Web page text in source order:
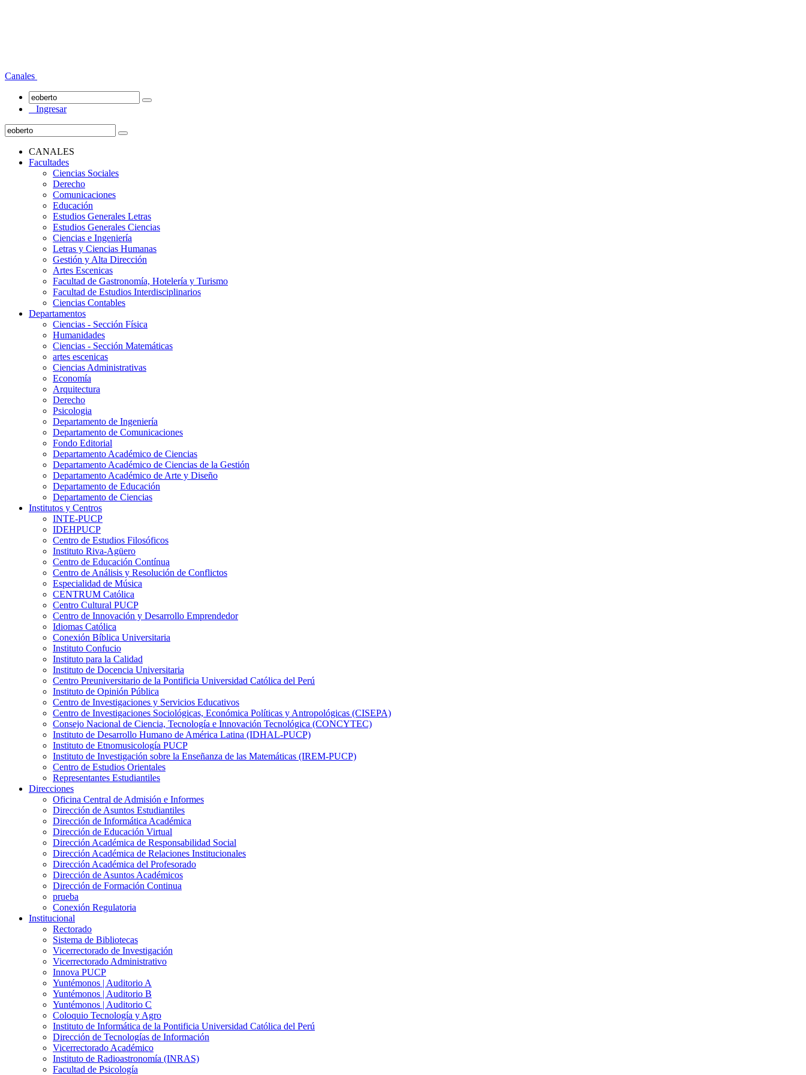
Canales
Ingresar
CANALES
Facultades
Ciencias Sociales
Derecho
Comunicaciones
Educación
Estudios Generales Letras
Estudios Generales Ciencias
Ciencias e Ingeniería
Letras y Ciencias Humanas
Gestión y Alta Dirección
Artes Escenicas
Facultad de Gastronomía, Hotelería y Turismo
Facultad de Estudios Interdisciplinarios
Ciencias Contables
Departamentos
Ciencias - Sección Física
Humanidades
Ciencias - Sección Matemáticas
artes escenicas
Ciencias Administrativas
Economía
Arquitectura
Derecho
Psicologia
Departamento de Ingeniería
Departamento de Comunicaciones
Fondo Editorial
Departamento Académico de Ciencias
Departamento Académico de Ciencias de la Gestión
Departamento Académico de Arte y Diseño
Departamento de Educación
Departamento de Ciencias
Institutos y Centros
INTE-PUCP
IDEHPUCP
Centro de Estudios Filosóficos
Instituto Riva-Agüero
Centro de Educación Contínua
Centro de Análisis y Resolución de Conflictos
Especialidad de Música
CENTRUM Católica
Centro Cultural PUCP
Centro de Innovación y Desarrollo Emprendedor
Idiomas Católica
Conexión Bíblica Universitaria
Instituto Confucio
Instituto para la Calidad
Instituto de Docencia Universitaria
Centro Preuniversitario de la Pontificia Universidad Católica del Perú
Instituto de Opinión Pública
Centro de Investigaciones y Servicios Educativos
Centro de Investigaciones Sociológicas, Económica Políticas y Antropológicas (CISEPA)
Consejo Nacional de Ciencia, Tecnología e Innovación Tecnológica (CONCYTEC)
Instituto de Desarrollo Humano de América Latina (IDHAL-PUCP)
Instituto de Etnomusicología PUCP
Instituto de Investigación sobre la Enseñanza de las Matemáticas (IREM-PUCP)
Centro de Estudios Orientales
Representantes Estudiantiles
Direcciones
Oficina Central de Admisión e Informes
Dirección de Asuntos Estudiantiles
Dirección de Informática Académica
Dirección de Educación Virtual
Dirección Académica de Responsabilidad Social
Dirección Académica de Relaciones Institucionales
Dirección Académica del Profesorado
Dirección de Asuntos Académicos
Dirección de Formación Continua
prueba
Conexión Regulatoria
Institucional
Rectorado
Sistema de Bibliotecas
Vicerrectorado de Investigación
Vicerrectorado Administrativo
Innova PUCP
Yuntémonos | Auditorio A
Yuntémonos | Auditorio B
Yuntémonos | Auditorio C
Coloquio Tecnología y Agro
Instituto de Informática de la Pontificia Universidad Católica del Perú
Dirección de Tecnologías de Información
Vicerrectorado Académico
Instituto de Radioastronomía (INRAS)
Facultad de Psicología